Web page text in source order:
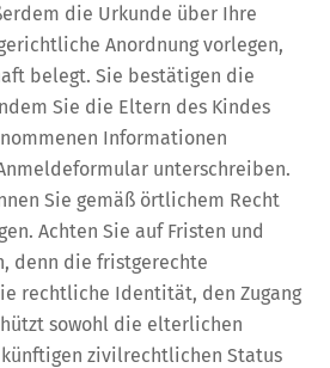
die Urkunde über Ihre
Anordnung vorlegen,
belegt. Sie bestätigen die
Sie die Eltern des Kindes
Informationen
unterschreiben.
Sie gemäß örtlichem Recht
Achten Sie auf Fristen und
denn die fristgerechte
rechtliche Identität, den Zugang
sowohl die elterlichen
zivilrechtlichen Status